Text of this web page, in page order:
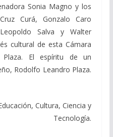
Sonia Magno y los
Curá, Gonzalo Caro
Salva y Walter
cultural de esta Cámara
El espíritu de un
Rodolfo Leandro Plaza.
Cultura, Ciencia y
Tecnología.